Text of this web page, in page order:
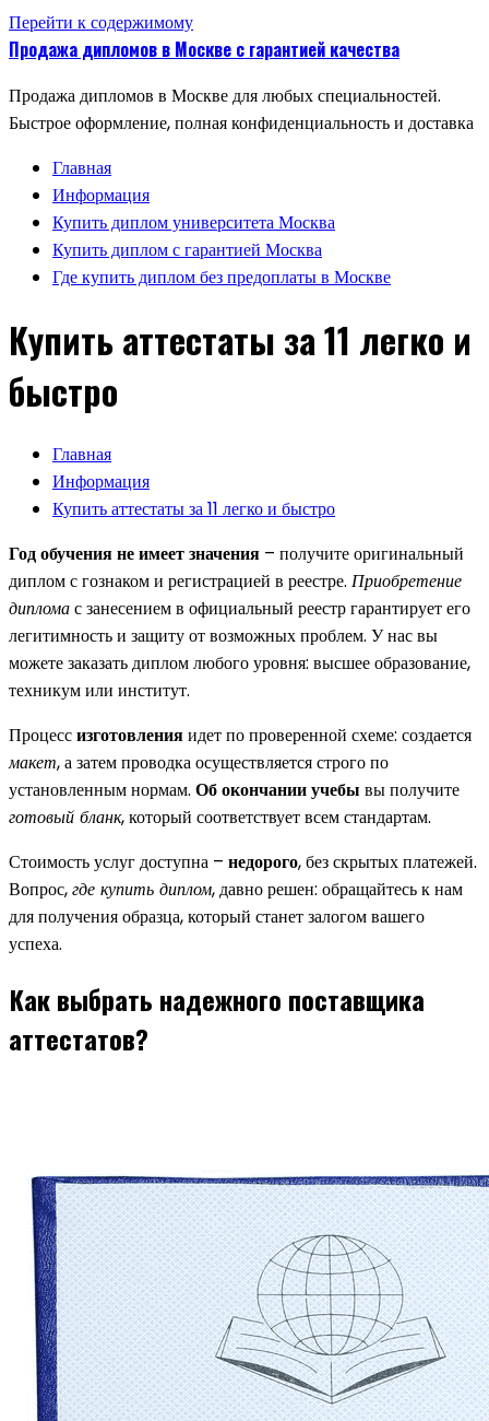
Перейти к содержимому
Продажа дипломов в Москве с гарантией качества
Продажа дипломов в Москве для любых специальностей.
Быстрое оформление, полная конфиденциальность и доставка
Главная
Информация
Купить диплом университета Москва
Купить диплом с гарантией Москва
Где купить диплом без предоплаты в Москве
Купить аттестаты за 11 легко и
быстро
Главная
Информация
Купить аттестаты за 11 легко и быстро
Год обучения не имеет значения – получите оригинальный
диплом с гознаком и регистрацией в реестре. Приобретение
дипломас занесением в официальный реестр гарантирует его
легитимность и защиту от возможных проблем. У нас вы
можете заказать диплом любого уровня: высшее образование,
техникум или институт.
Процессизготовленияидет по проверенной схеме: создается
макет, а затем проводка осуществляется строго по
установленным нормам. Об окончании учебы вы получите
готовый бланк, который соответствует всем стандартам.
Стоимость услуг доступна – недорого, без скрытых платежей.
Вопрос,где купить диплом, давно решен: обращайтесь к нам
для получения образца, который станет залогом вашего
успеха.
Как выбрать надежного поставщика
аттестатов?